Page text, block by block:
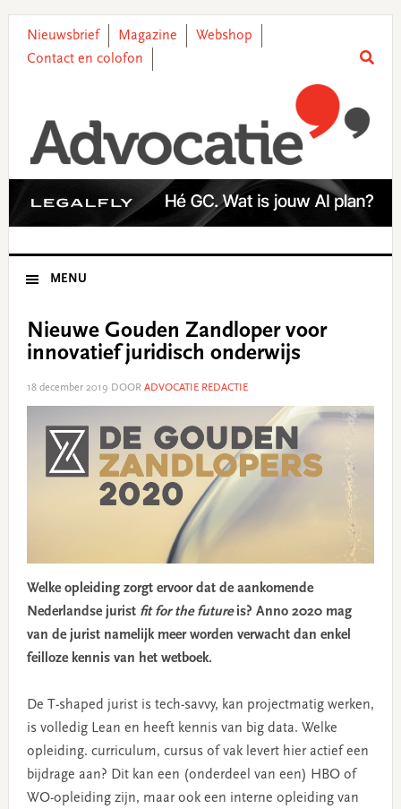
primary
main
primary
footer
Nieuwsbrief Magazine
Webshop
Contact en colofon
MENU
Nieuwe Gouden Zandloper voor
innovatief juridisch onderwijs
18 december 2019 DOOR ADVOCATIE REDACTIE
Welke opleiding zorgt ervoor dat de aankomende
Nederlandse jurist fit for the futureis? Anno 2020 mag
van de jurist namelijk meer worden verwacht dan enkel
feilloze kennis van het wetboek.
De T-shaped jurist is tech-savvy, kan projectmatig werken,
is volledig Lean en heeft kennis van big data. Welke
opleiding. curriculum, cursus of vak levert hier actief een
bijdrage aan? Dit kan een (onderdeel van een) HBO of
WO-opleiding zijn, maar ook een interne opleiding van